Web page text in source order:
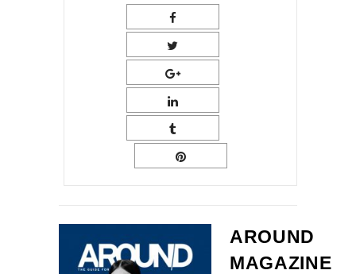
AROUND
MAGAZINE